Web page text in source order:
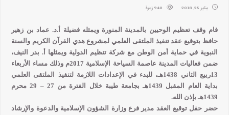
يناير 25, 2018 940 زيارة
قام وقف تعظيم الوحيين بالمدينة المنورة ويمثله فضيلة أ.د. عماد بن زهير
حافظ بتوقيع عقد تنفيذ الملتقى العلمي لمشروع هدي القرآن الكريم والسنة
النبوية في حماية أمن الوطن مع شركة تنظيم الدولية ويمثلها أ. بدر النيف،
ضمن فعاليات المدينة عاصمة السياحة الإسلامية 2017م وذلك مساء الأربعاء
13ربيع الثاني 1438هـ، للبدء في الإعدادات اللازمة لتنفيذ الملتقى العلمي
بداية العام المقبل 1439هـ بجامعة طيبة خلال الفترة من 27 – 29 محرم
1439هـ بإذن الله.
حضر حفل توقيع العقد مدير فرع وزارة الشؤون الإسلامية والدعوة والإرشاد